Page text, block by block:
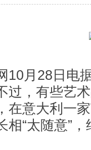
月28日电据
过，有些艺
在意大利一
相“太随意”